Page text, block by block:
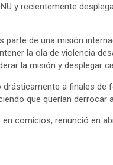
y recientemente
parte de una misión
la ola de violencia
la misión y desplegar
a finales de
que querían derrocar
comicios, renunció en